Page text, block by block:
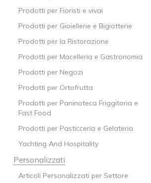
Prodotti per Fioristi e vivai
Prodotti per Gioiellerie e Bigiotterie
Prodotti per la Ristorazione
Prodotti per Macelleria e Gastronomia
Prodotti per Negozi
Prodotti per Ortofrutta
Prodotti per Paninoteca Friggitoria e
Fast Food
Prodotti per Pasticceria e Gelateria
Yachting And Hospitality
Personalizzati
Articoli Personalizzati per Settore